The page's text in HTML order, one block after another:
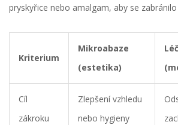
pryskyřice nebo amalgam, aby se
Kriterium
Mikroabaze
(estetika)
Cíl
zákroku
Zlepšení vzhledu
nebo hygieny